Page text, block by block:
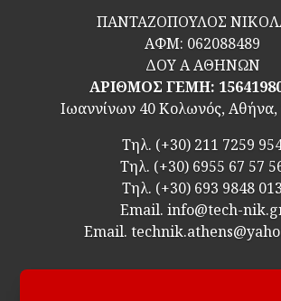
ΠΑΝΤΑΖΟΠΟΥΛΟΣ
ΑΦΜ: 062088489
ΔΟΥ Α ΑΘΗΝΩΝ
ΑΡΙΘΜΟΣ ΓΕΜΗ:
Ιωαννίνων 40 Κολωνός,
Τηλ. (+30) 211 7259
Τηλ. (+30) 6955 67 57
Τηλ. (+30) 693 9848 013
Email. info@tech-
Email.